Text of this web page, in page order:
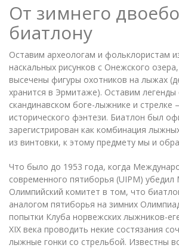
От зимнего
биатлону
Оставим археологам и фольклористам
наскальных рисунков с Онежского
высечены фигуры охотников на лыжах
хранится в Эрмитаже). Оставим
скандинавском боге-лыжнике и
исторического фэнтези. Биатлон был
зарегистрирован как комбинация
из винтовки, к этому предмету мы и
Что было до 1953 года, когда
современного пятиборья (UIPM)
Олимпийский комитет в том, что
аналогом пятиборья на зимних
попытки Клуба норвежских лыжников-
XIX века проводить некие состязания
лыжные гонки со стрельбой. Известны